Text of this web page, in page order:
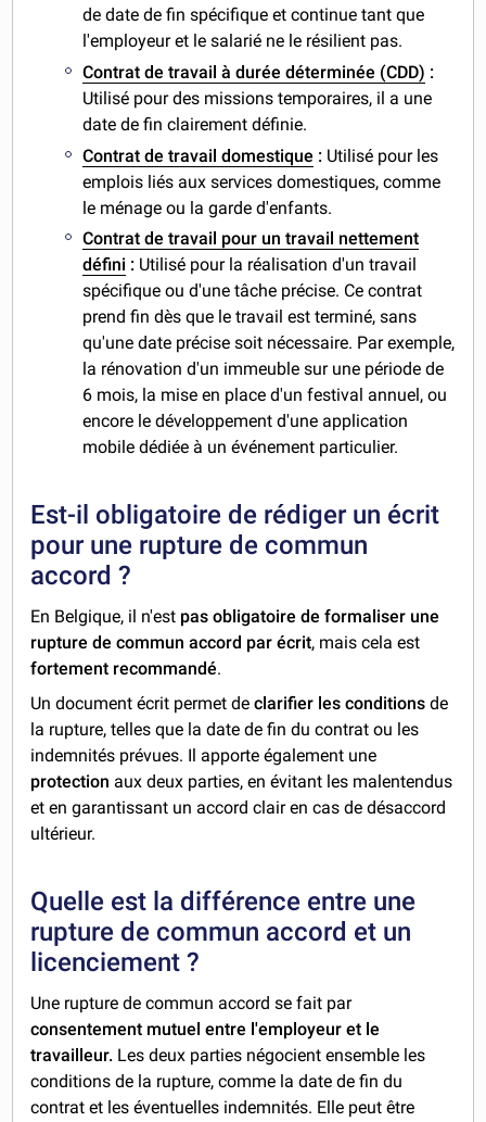
de date de fin spécifique et continue tant que
l'employeur et le salarié ne le résilient pas.
Contrat de travail à durée déterminée (CDD) :
Utilisé pour des missions temporaires, il a une
date de fin clairement définie.
Contrat de travail domestique : Utilisé pour les
emplois liés aux services domestiques, comme
le ménage ou la garde d'enfants.
Contrat de travail pour un travail nettement
défini : Utilisé pour la réalisation d'un travail
spécifique ou d'une tâche précise. Ce contrat
prend fin dès que le travail est terminé, sans
qu'une date précise soit nécessaire. Par exemple,
la rénovation d'un immeuble sur une période de
6 mois, la mise en place d'un festival annuel, ou
encore le développement d'une application
mobile dédiée à un événement particulier.
Est-il obligatoire de rédiger un écrit
pour une rupture de commun
accord ?
En Belgique, il n'est pas obligatoire de formaliser une
rupture de commun accord par écrit, mais cela est
fortement recommandé.
Un document écrit permet declarifier les conditions de
la rupture, telles que la date de fin du contrat ou les
indemnités prévues. Il apporte également une
protection aux deux parties, en évitant les malentendus
et en garantissant un accord clair en cas de désaccord
ultérieur.
Quelle est la différence entre une
rupture de commun accord et un
licenciement ?
Une rupture de commun accord se fait par
consentement mutuel entre l'employeur et le
travailleur. Les deux parties négocient ensemble les
conditions de la rupture, comme la date de fin du
contrat et les éventuelles indemnités. Elle peut être